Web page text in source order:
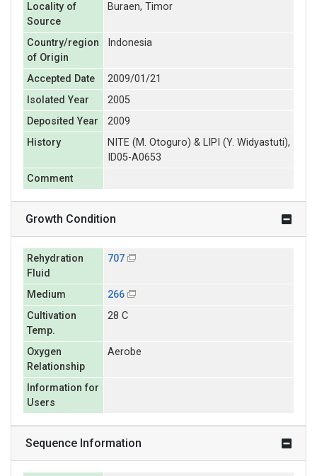
Locality of
Source
Buraen, Timor
Country/region
of Origin
Indonesia
Accepted Date
2009/01/21
Isolated Year
2005
Deposited Year
2009
History
NITE (M. Otoguro) & LIPI (Y. Widyastuti),
ID05-A0653
Comment
Growth Condition
Rehydration
Fluid
707
Medium
266
Cultivation
Temp.
28 C
Oxygen
Relationship
Aerobe
Information for
Users
Sequence Information